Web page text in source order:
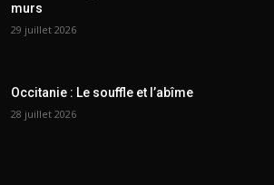
murs
29 juillet 2026
Occitanie : Le souffle et l’abîme
28 juillet 2026